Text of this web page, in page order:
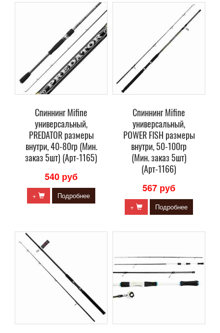
Спиннинг Mifine
универсальный,
PREDATOR размеры
внутри, 40-80гр (Мин.
заказ 5шт) (Арт-1165)
540 руб
+ Подробнее
Спиннинг Mifine
универсальный,
POWER FISH размеры
внутри, 50-100гр
(Мин. заказ 5шт)
(Арт-1166)
567 руб
+ Подробнее